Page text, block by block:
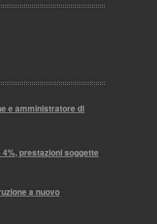
e amministratore di
prestazioni soggette
a nuovo